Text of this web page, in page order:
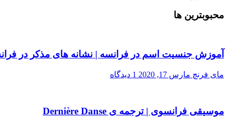
محبوبترین ها
آموزش جنسیت اسم در فرانسه | نشانه های مذکر در
مای فرنچ مارس 17, 2020 1 دیدگاه
موسیقی فرانسوی | ترجمه ی Dernière Danse